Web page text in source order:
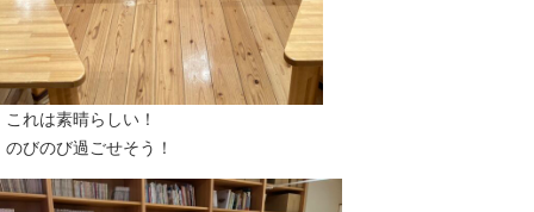
これは素晴らしい！
のびのび過ごせそう！